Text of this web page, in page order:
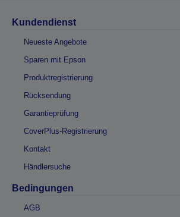
Kundendienst
Neueste Angebote
Sparen mit Epson
Produktregistrierung
Rücksendung
Garantieprüfung
CoverPlus-Registrierung
Kontakt
Händlersuche
Bedingungen
AGB